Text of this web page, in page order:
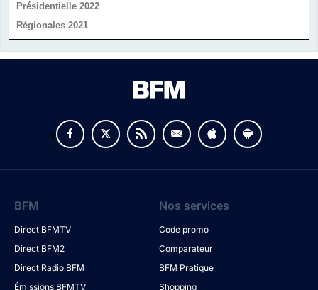
Présidentielle 2022
Régionales 2021
v
BFM
Direct BFMTV
Direct BFM2
Direct Radio BFM
Émissions BFMTV
Nos services
Code promo
Comparateur
BFM Pratique
Shopping